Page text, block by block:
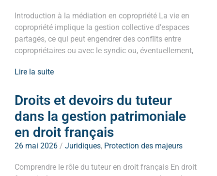
Introduction à la médiation en copropriété La vie en
copropriété implique la gestion collective d’espaces
partagés, ce qui peut engendrer des conflits entre
copropriétaires ou avec le syndic ou, éventuellement,
Lire la suite
Droits et devoirs du tuteur
dans la gestion patrimoniale
en droit français
26 mai 2026 / Juridiques, Protection des majeurs
Comprendre le rôle du tuteur en droit français En droit